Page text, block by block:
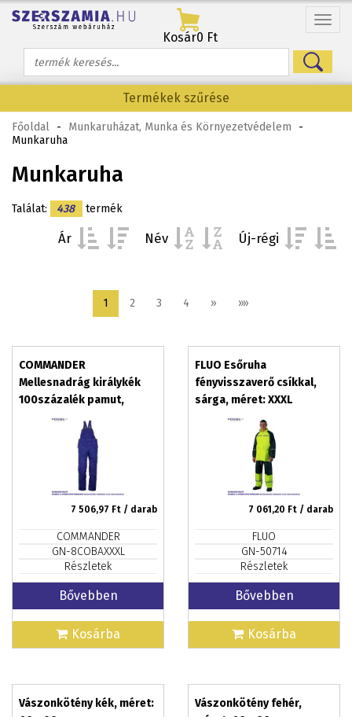
Menü
Kosár0 Ft
Termékek szűrése
Főoldal - Munkaruházat, Munka és Környezetvédelem
-
Munkaruha
Munkaruha
Találat: 438 termék
Ár Név Új-régi
1 2 3 4 » »»
COMMANDER
Mellesnadrág királykék
100százalék pamut,
méret: XXXL
7 506,97 Ft / darab
COMMANDER
GN-8COBAXXXL
Részletek
Bővebben
Kosárba
FLUO Esőruha
fényvisszaverő csíkkal,
sárga, méret: XXXL
7 061,20 Ft / darab
FLUO
GN-50714
Részletek
Bővebben
Kosárba
Vászonkötény kék, méret:
Vászonkötény fehér,